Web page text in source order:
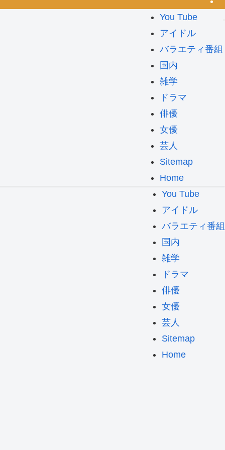
You Tube
アイドル
バラエティ番組
国内
雑学
ドラマ
俳優
女優
芸人
Sitemap
Home
You Tube
アイドル
バラエティ番組
国内
雑学
ドラマ
俳優
女優
芸人
Sitemap
Home